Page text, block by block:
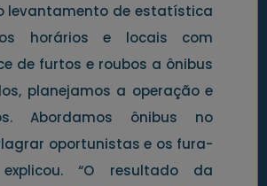
levantamento de estatística
horários e locais com
de furtos e roubos a ônibus
planejamos a operação e
Abordamos ônibus no
oportunistas e os fura-
“O resultado da